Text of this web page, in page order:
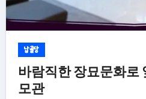
납골당
바람직한 장묘문화로
모관